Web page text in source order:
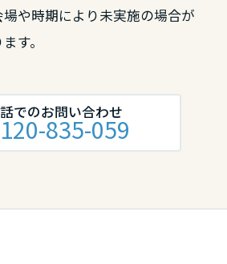
や時期により未実施の場合が
す。
でのお問い合わせ
835-059